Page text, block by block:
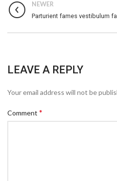
NEWER
Parturient fames vestibulum
LEAVE A REPLY
Your email address will not be
Comment *